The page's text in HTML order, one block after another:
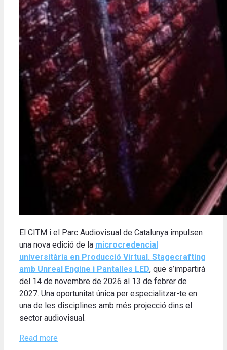
El CITM i el Parc Audiovisual de Catalunya impulsen
una nova edició de la microcredencial
universitària en Producció Virtual. Stagecrafting
amb Unreal Engine i Pantalles LED, que s’impartirà
del 14 de novembre de 2026 al 13 de febrer de
2027. Una oportunitat única per especialitzar-te en
una de les disciplines amb més projecció dins el
sector audiovisual.
Read more